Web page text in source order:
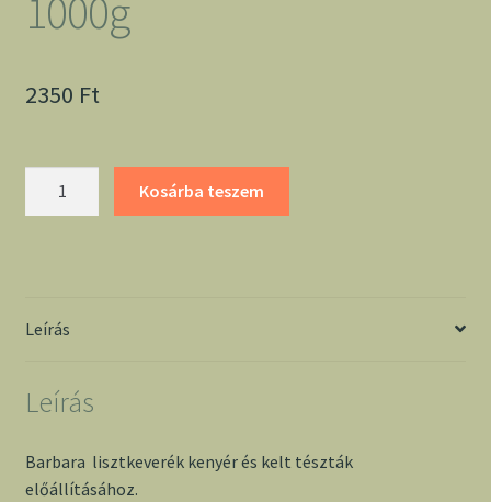
1000g
2350 Ft
1000g
Kosárba teszem
Leírás
Leírás
Barbara lisztkeverék kenyér és kelt tészták
előállításához.